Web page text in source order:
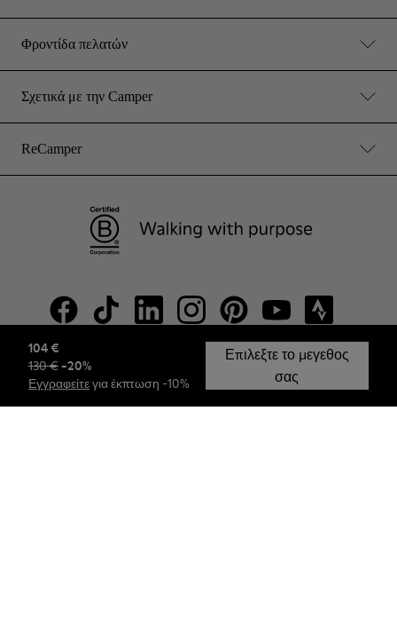
104 €
130 € -20%
Εγγραφείτεγια έκπτωση -10%
Επιλεξτε το μεγεθος
σας
Φροντίδα πελατών
Σχετικά με την Camper
ReCamper
© Camper, 2026